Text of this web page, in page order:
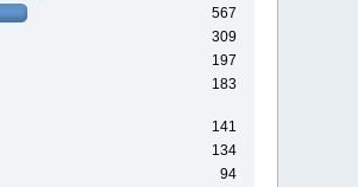
567
309
197
183
141
134
94